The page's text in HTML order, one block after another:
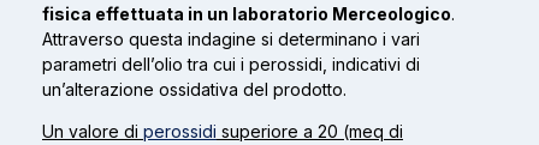
fisica effettuata in un laboratorio Merceologico.
Attraverso questa indagine si determinano i vari
parametri dell’olio tra cui i perossidi, indicativi di
un’alterazione ossidativa del prodotto.
Un valore di perossidi superiore a 20 (meq di